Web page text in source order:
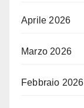
Aprile 2026
Marzo 2026
Febbraio 2026